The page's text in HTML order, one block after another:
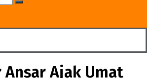
Ansar Ajak Umat